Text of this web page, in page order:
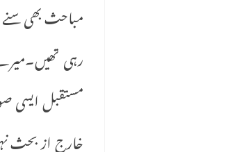
مباحث بھی
رہی
مستقبل ایسی
خارج از بحث